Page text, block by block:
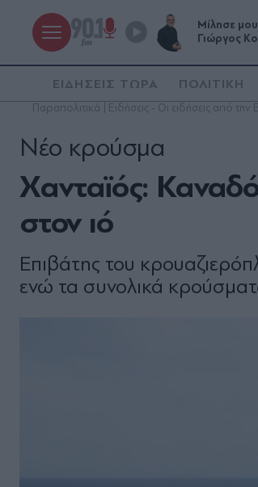
Μίλησε
Γιώργος
ΕΙΔΗΣΕΙΣ ΤΩΡΑ ΠΟΛΙΤΙΚΗ
Παραπολιτικά | Ειδήσεις - Οι ειδήσεις από
Χανταϊός:
στον ιό
Nέο κρούσμα
Επιβάτης του
ενώ τα συνολικά